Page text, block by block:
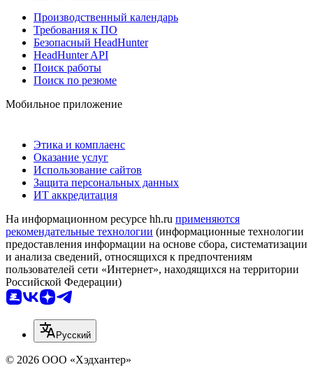
Производственный календарь
Требования к ПО
Безопасный HeadHunter
HeadHunter API
Поиск работы
Поиск по резюме
Мобильное приложение
Этика и комплаенс
Оказание услуг
Использование сайтов
Защита персональных данных
ИТ аккредитация
На информационном ресурсе hh.ru применяются
рекомендательные технологии (информационные технологии
предоставления информации на основе сбора, систематизации
и анализа сведений, относящихся к предпочтениям
пользователей сети «Интернет», находящихся на территории
Российской Федерации)
Русский
© 2026 ООО «Хэдхантер»